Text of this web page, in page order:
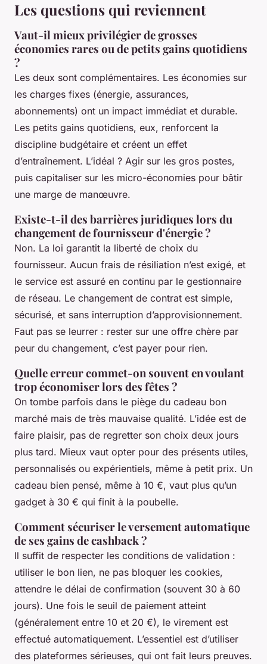
Les questions qui reviennent
Vaut-il mieux privilégier de grosses
économies rares ou de petits gains quotidiens
?
Les deux sont complémentaires. Les économies sur
les charges fixes (énergie, assurances,
abonnements) ont un impact immédiat et durable.
Les petits gains quotidiens, eux, renforcent la
discipline budgétaire et créent un effet
d’entraînement. L’idéal ? Agir sur les gros postes,
puis capitaliser sur les micro-économies pour bâtir
une marge de manœuvre.
Existe-t-il des barrières juridiques lors du
changement de fournisseur d'énergie ?
Non. La loi garantit la liberté de choix du
fournisseur. Aucun frais de résiliation n’est exigé, et
le service est assuré en continu par le gestionnaire
de réseau. Le changement de contrat est simple,
sécurisé, et sans interruption d’approvisionnement.
Faut pas se leurrer : rester sur une offre chère par
peur du changement, c’est payer pour rien.
Quelle erreur commet-on souvent en voulant
trop économiser lors des fêtes ?
On tombe parfois dans le piège du cadeau bon
marché mais de très mauvaise qualité. L’idée est de
faire plaisir, pas de regretter son choix deux jours
plus tard. Mieux vaut opter pour des présents utiles,
personnalisés ou expérientiels, même à petit prix. Un
cadeau bien pensé, même à 10 €, vaut plus qu’un
gadget à 30 € qui finit à la poubelle.
Comment sécuriser le versement automatique
de ses gains de cashback ?
Il suffit de respecter les conditions de validation :
utiliser le bon lien, ne pas bloquer les cookies,
attendre le délai de confirmation (souvent 30 à 60
jours). Une fois le seuil de paiement atteint
(généralement entre 10 et 20 €), le virement est
effectué automatiquement. L’essentiel est d’utiliser
des plateformes sérieuses, qui ont fait leurs preuves.